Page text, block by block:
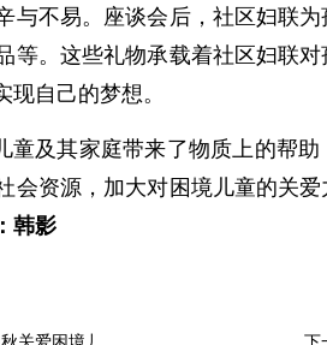
与不易。座谈会后，社区妇联
等。这些礼物承载着社区妇联
自己的梦想。
及其家庭带来了物质上的帮助
会资源，加大对困境儿童的关
韩影
关爱困境儿童活动 下